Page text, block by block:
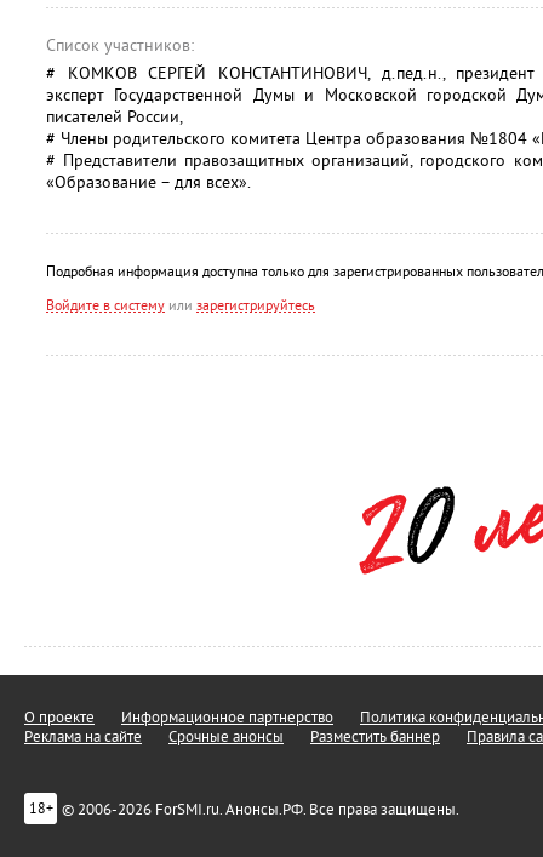
Список участников:
# КОМКОВ СЕРГЕЙ КОНСТАНТИНОВИЧ, д.пед.н., президент
эксперт Государственной Думы и Московской городской
писателей России,
# Члены родительского комитета Центра образования №1804
# Представители правозащитных организаций, городского
«Образование – для всех».
Подробная информация доступна только для зарегистрированных
Войдите в систему или зарегистрируйтесь
О проекте Информационное партнерство
Политика
Реклама на сайте
Срочные анонсы Разместить баннер Правила
18+ © 2006-2026 ForSMI.ru. Анонсы.РФ. Все права защищены.